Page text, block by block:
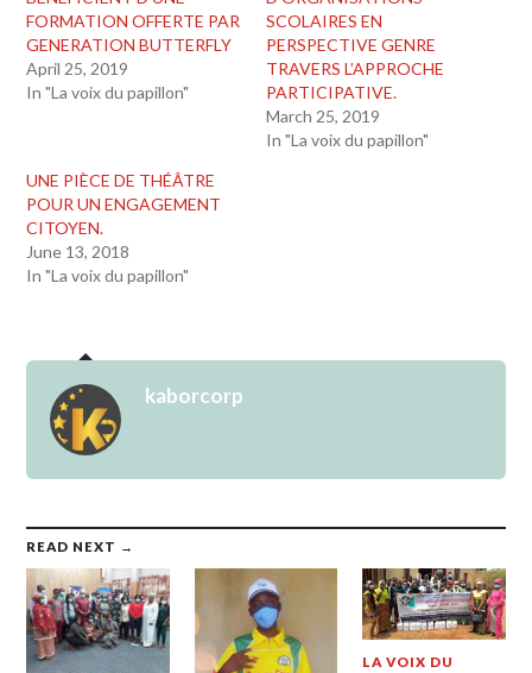
FORMATION OFFERTE PAR
GENERATION BUTTERFLY
April 25, 2019
In "La voix du papillon"
SCOLAIRES EN
PERSPECTIVE GENRE
TRAVERS L’APPROCHE
PARTICIPATIVE.
March 25, 2019
In "La voix du papillon"
UNE PIÈCE DE THÉÂTRE
POUR UN ENGAGEMENT
CITOYEN.
June 13, 2018
In "La voix du papillon"
kaborcorp
READ NEXT →
LA VOIX DU